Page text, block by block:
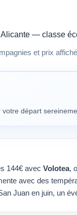
— classe
et prix
départ
144€ avec Volotea,
avec des
Juan en juin, un